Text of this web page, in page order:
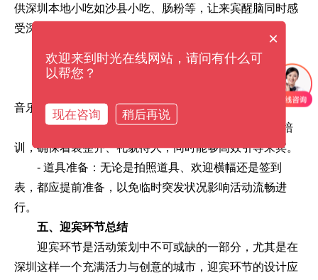
供深圳本地小吃如沙县小吃、肠粉等，让来宾醒脑同时感
受深圳的饮食文化。
迎宾环节中，各个细节也不容忽视：
- 音乐选择：根据活动的主题与氛围选择合适的背景
音乐，能够有效提升来宾的参与感。
- 工作人员培训：迎宾环节的工作人员应经过专业培
训，确保着装整齐、礼貌待人，同时能够高效引导来宾。
- 道具准备：无论是拍照道具、欢迎横幅还是签到
表，都应提前准备，以免临时突发状况影响活动流畅进
行。
五、迎宾环节总结
迎宾环节是活动策划中不可或缺的一部分，尤其是在
深圳这样一个充满活力与创意的城市，迎宾环节的设计应
×
欢迎来到时光在线网站，请问有什么可
以帮您？
现在咨询 稍后再说